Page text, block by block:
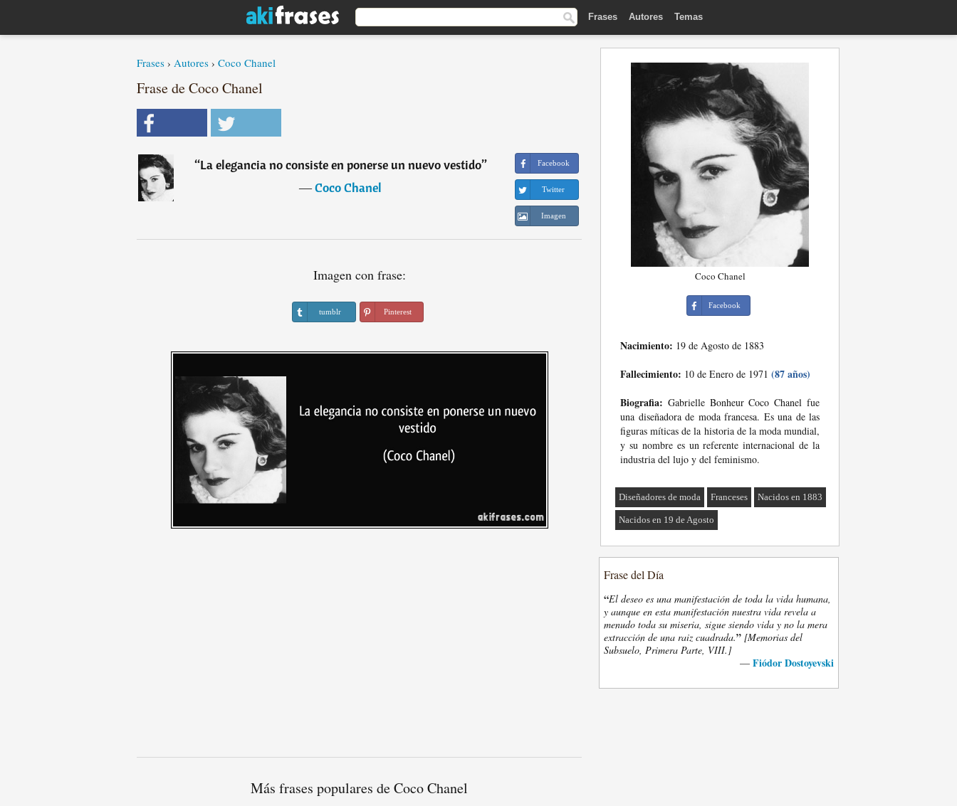
Frases Autores Temas
Frases › Autores › Coco Chanel
Frase de Coco Chanel
“La elegancia no consiste en ponerse un nuevo vestido”
―Coco Chanel
Facebook
Twitter
Imagen
Imagen con frase:
tumblr Pinterest
Más frases populares de Coco Chanel
Coco Chanel
Facebook
Nacimiento: 19 de Agosto de 1883
Fallecimiento: 10 de Enero de 1971 (87 años)
Biografia: Gabrielle Bonheur Coco Chanel fue
una diseñadora de moda francesa. Es una de las
figuras míticas de la historia de la moda mundial,
y su nombre es un referente internacional de la
industria del lujo y del feminismo.
Diseñadores de moda Franceses Nacidos en 1883
Nacidos en 19 de Agosto
Frase del Día
“El deseo es una manifestación de toda la vida humana,
y aunque en esta manifestación nuestra vida revela a
menudo toda su miseria, sigue siendo vida y no la mera
extracción de una raiz cuadrada.” [Memorias del
Subsuelo, Primera Parte, VIII.]
— Fiódor Dostoyevski